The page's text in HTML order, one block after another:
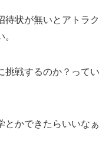
待状が無いとアトラク
挑戦するのか？ってい
とかできたらいいなぁ